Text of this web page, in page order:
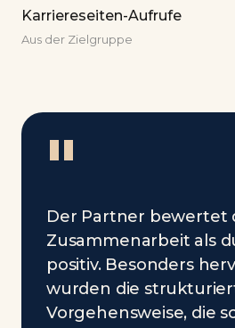
Karriereseiten-Aufrufe
Aus der Zielgruppe
"
Der Partner bewertet
Zusammenarbeit als
positiv. Besonders
wurden die
Vorgehensweise, die